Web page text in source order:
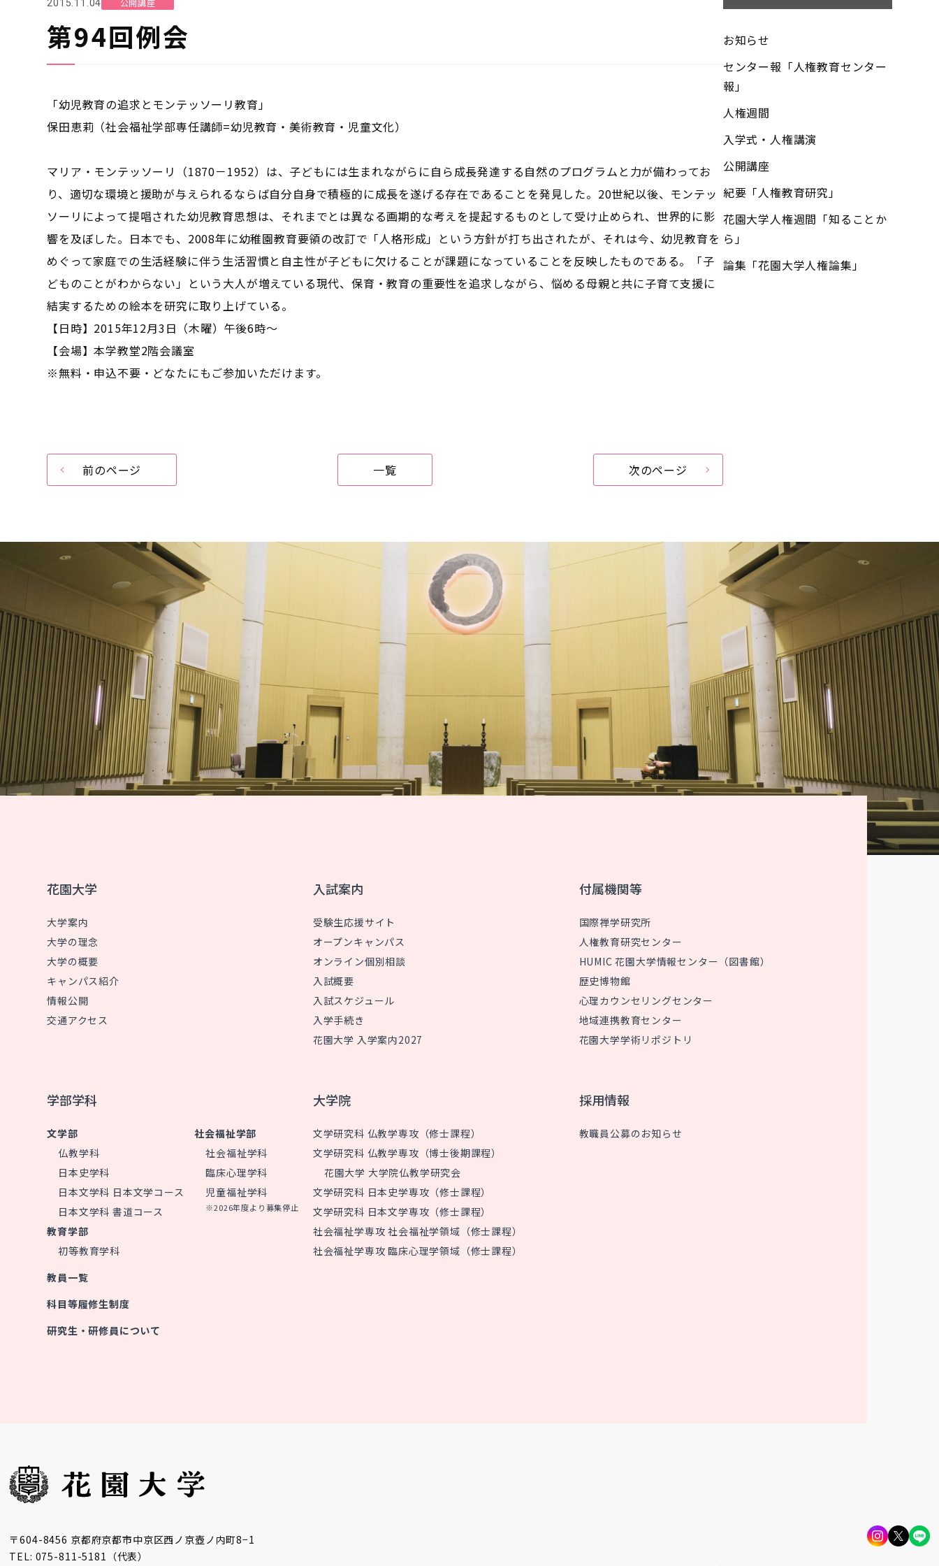
2015.11.04 公開講座
第94回例会
「幼児教育の追求とモンテッソーリ教育」
保田恵莉（社会福祉学部専任講師=幼児教育・美術教育・児童文化）
マリア・モンテッソーリ（1870－1952）は、子どもには生まれながらに自ら成長発達する自然のプログラムと力が備わってお
り、適切な環境と援助が与えられるならば自分自身で積極的に成長を遂げる存在であることを発見した。20世紀以後、モンテッ
ソーリによって提唱された幼児教育思想は、それまでとは異なる画期的な考えを提起するものとして受け止められ、世界的に影
響を及ぼした。日本でも、2008年に幼稚園教育要領の改訂で「人格形成」という方針が打ち出されたが、それは今、幼児教育を
めぐって家庭での生活経験に伴う生活習慣と自主性が子どもに欠けることが課題になっていることを反映したものである。「子
どものことがわからない」という大人が増えている現代、保育・教育の重要性を追求しながら、悩める母親と共に子育て支援に
結実するための絵本を研究に取り上げている。
【日時】2015年12月3日（木曜）午後6時～
【会場】本学教堂2階会議室
※無料・申込不要・どなたにもご参加いただけます。
前のページ 一覧 次のページ
お知らせ
センター報「人権教育センター
報」
人権週間
入学式・人権講演
公開講座
紀要「人権教育研究」
花園大学人権週間「知ることか
ら」
論集「花園大学人権論集」
花園大学
大学案内
大学の理念
大学の概要
キャンパス紹介
情報公開
交通アクセス
入試案内
受験生応援サイト
オープンキャンパス
オンライン個別相談
入試概要
入試スケジュール
入学手続き
花園大学 入学案内2027
付属機関等
国際禅学研究所
人権教育研究センター
HUMIC 花園大学情報センター（図書館）
歴史博物館
心理カウンセリングセンター
地域連携教育センター
花園大学学術リポジトリ
学部学科
文学部
仏教学科
日本史学科
日本文学科 日本文学コース
日本文学科 書道コース
社会福祉学部
社会福祉学科
臨床心理学科
児童福祉学科
※2026年度より募集停止
教育学部
初等教育学科
教員一覧
科目等履修生制度
研究生・研修員について
大学院
文学研究科 仏教学専攻（修士課程）
文学研究科 仏教学専攻（博士後期課程）
花園大学 大学院仏教学研究会
文学研究科 日本史学専攻（修士課程）
文学研究科 日本文学専攻（修士課程）
社会福祉学専攻 社会福祉学領域（修士課程）
社会福祉学専攻 臨床心理学領域（修士課程）
採用情報
教職員公募のお知らせ
〒604-8456 京都府京都市中京区西ノ京壺ノ内町8−1
TEL: 075-811-5181（代表）